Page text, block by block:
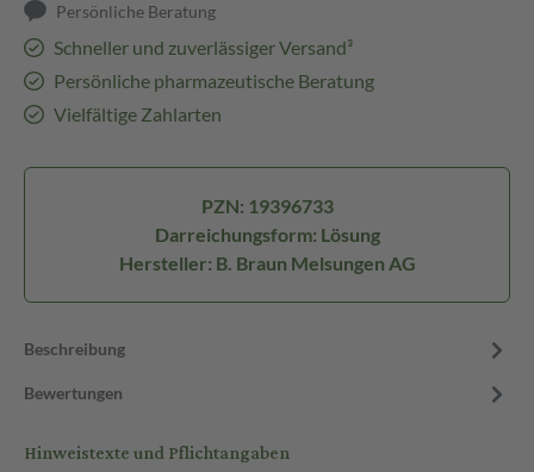
Persönliche Beratung
Schneller und zuverlässiger Versand³
Persönliche pharmazeutische Beratung
Vielfältige Zahlarten
PZN: 19396733
Darreichungsform: Lösung
Hersteller: B. Braun Melsungen AG
Beschreibung
Bewertungen
Hinweistexte und Pflichtangaben